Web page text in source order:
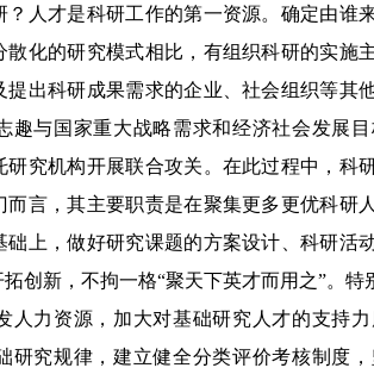
才是科研工作的第一资源。确定由谁
散化的研究模式相比，有组织科研的实施
提出科研成果需求的企业、社会组织等其
趣与国家重大战略需求和经济社会发展
研究机构开展联合攻关。在此过程中，科
而言，其主要职责是在聚集更多更优科研
上，做好研究课题的方案设计、科研活
创新，不拘一格“聚天下英才而用之”。
人力资源，加大对基础研究人才的支持
研究规律，建立健全分类评价考核制度